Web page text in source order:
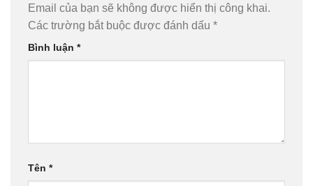
Email của bạn sẽ không được hiển thị công khai.
Các trường bắt buộc được đánh dấu *
Bình luận *
Tên *